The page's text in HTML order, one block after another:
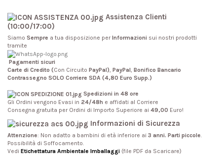
Assistenza Clienti
(10:00/17:00)
Siamo Sempre a tua disposizione perInformazioni sui nostri prodotti
tramite
Pagamenti sicuri
Carte di Credito (Con Circuito PayPal), PayPal, Bonifico Bancario
Contrassegno SOLO Corriere SDA (4,80 Euro Supp.)
Spedizioni in 48 ore
Gli Ordini vengono Evasi in 24/48h e affidati al Corriere
Consegna gratuita per Ordini di Importo Superiore ai 49,00 Euro!
Informazioni di Sicurezza
Attenzione: Non adatto a bambini di età inferiore ai 3 anni. Parti piccole.
Possibilità di Soffocamento.
Vedi Etichettatura Ambientale Imballaggi (file PDF da Scaricare)